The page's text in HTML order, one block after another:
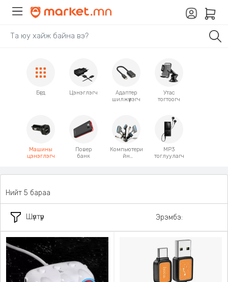
Бүгд Цэнэглэгч
Адаптер
шилжүүлэгч
Утас
тогтоогч
Машины
цэнэглэгч
Повер
банк
Компьютери
йн
MP3
тоглуулагч
Шүүлтүүр
Нийт 5 бараа
Эрэмбэ: